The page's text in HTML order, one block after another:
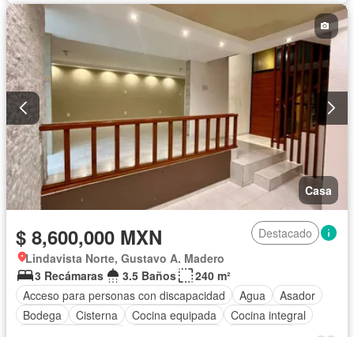
Sin amueblar
Casa
$ 8,600,000 MXN
Destacado
Lindavista Norte, Gustavo A. Madero
3 Recámaras
3.5 Baños
240 m²
Acceso para personas con discapacidad
Agua
Asador
Bodega
Cisterna Cocina equipada
Cocina integral